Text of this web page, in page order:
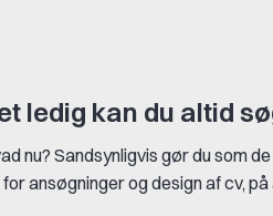
ledig kan du altid
nu? Sandsynligvis gør du som
ansøgninger og design af cv,